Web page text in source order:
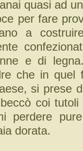
quasi ad
per fare
a
e di
che in quel
si prese
coi
perdere
dorata.